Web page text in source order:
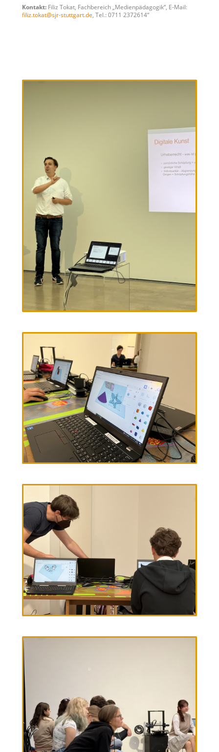
Kontakt:Filiz Tokat, Fachbereich „Medienpädagogik“, E-Mail:
filiz.tokat@sjr-stuttgart.de, Tel.: 0711 2372614“